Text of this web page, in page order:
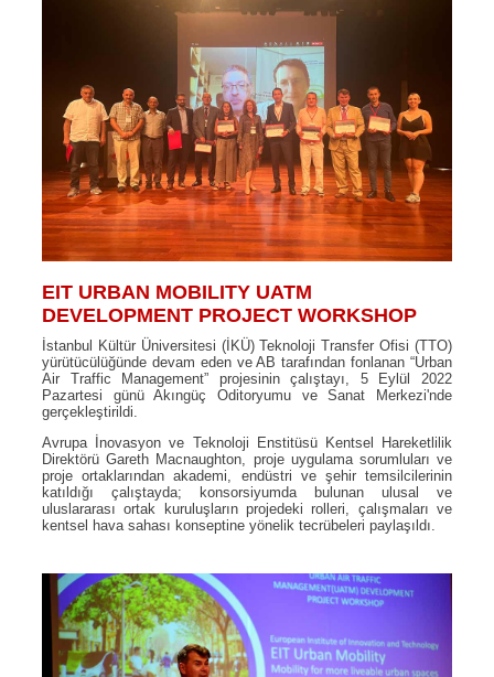
EIT URBAN MOBILITY UATM
DEVELOPMENT PROJECT WORKSHOP
İstanbul Kültür Üniversitesi (İKÜ) Teknoloji Transfer Ofisi (TTO)
yürütücülüğünde devam eden ve AB tarafından fonlanan “Urban
Air Traffic Management” projesinin çalıştayı, 5 Eylül 2022
Pazartesi günü Akıngüç Oditoryumu ve Sanat Merkezi'nde
gerçekleştirildi.
Avrupa İnovasyon ve Teknoloji Enstitüsü Kentsel Hareketlilik
Direktörü Gareth Macnaughton, proje uygulama sorumluları ve
proje ortaklarından akademi, endüstri ve şehir temsilcilerinin
katıldığı çalıştayda; konsorsiyumda bulunan ulusal ve
uluslararası ortak kuruluşların projedeki rolleri, çalışmaları ve
kentsel hava sahası konseptine yönelik tecrübeleri paylaşıldı.